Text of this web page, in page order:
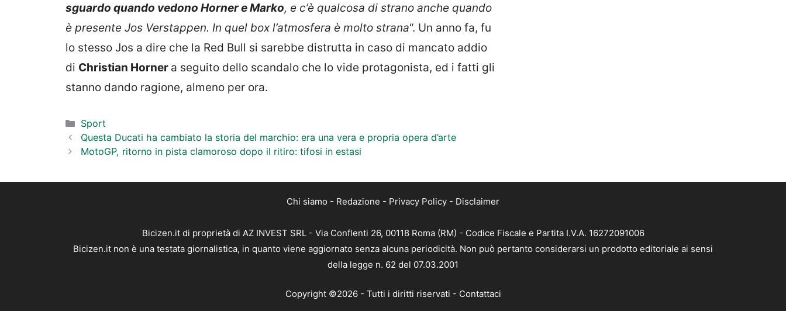
sguardo quando vedono Horner e Marko, e c’è qualcosa di strano anche quando
è presente Jos Verstappen. In quel box l’atmosfera è molto strana“. Un anno fa, fu
lo stesso Jos a dire che la Red Bull si sarebbe distrutta in caso di mancato addio
di Christian Horner a seguito dello scandalo che lo vide protagonista, ed i fatti gli
stanno dando ragione, almeno per ora.
Categorie
Sport
Questa Ducati ha cambiato la storia del marchio: era una vera e propria opera d’arte
MotoGP, ritorno in pista clamoroso dopo il ritiro: tifosi in estasi
Chi siamo - Redazione - Privacy Policy - Disclaimer
Bicizen.it di proprietà di AZ INVEST SRL - Via Conflenti 26, 00118 Roma (RM) - Codice Fiscale e Partita I.V.A. 16272091006
Bicizen.it non è una testata giornalistica, in quanto viene aggiornato senza alcuna periodicità. Non può pertanto considerarsi un prodotto editoriale ai sensi
della legge n. 62 del 07.03.2001
Copyright ©2026 - Tutti i diritti riservati - Contattaci